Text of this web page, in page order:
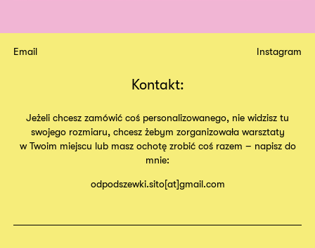
Email Instagram
Kontakt:
Jeżeli chcesz zamówić coś personalizowanego, nie widzisz tu
swojego rozmiaru, chcesz żebym zorganizowała warsztaty
w Twoim miejscu lub masz ochotę zrobić coś razem – napisz do
mnie:
odpodszewki.sito[at]gmail.com